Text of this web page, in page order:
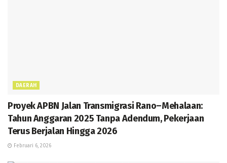
DAERAH
Proyek APBN Jalan Transmigrasi Rano–Mehalaan:
Tahun Anggaran 2025 Tanpa Adendum, Pekerjaan
Terus Berjalan Hingga 2026
Februari 6, 2026